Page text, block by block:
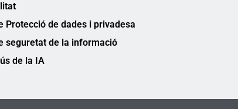
Protecció de dades i privadesa
seguretat de la informació
de la IA